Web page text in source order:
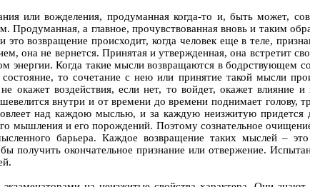
или вожделения, продуманная когда-то и, быть может,
Продуманная, а главное, прочувствованная вновь и таким
это возвращение происходит, когда человек еще в теле,
она не вернется. Принятая и утвержденная, она встретит
энергии. Когда такие мысли возвращаются в бодрствующем
то сочетание с нею или принятие такой мысли
окажет воздействия, если нет, то войдет, окажет влияние
внутри и от времени до времени поднимает голову,
над каждою мыслью, и за каждую неизжитую
мышления и его порождений. Поэтому сознательное
барьера. Каждое возвращение таких мыслей –
получить окончательное признание или отвержение.